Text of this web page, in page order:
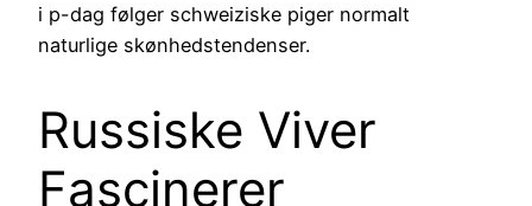
i p-dag følger schweiziske piger normalt
naturlige skønhedstendenser.
Russiske Viver
Fascinerer